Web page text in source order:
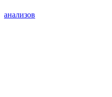
анализов